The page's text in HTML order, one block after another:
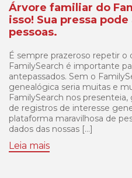
Árvore familiar do
isso! Sua pressa
pessoas.
É sempre prazeroso repetir o
FamilySearch é importante
antepassados. Sem o
genealógica seria muitas e
FamilySearch nos
de registros de interesse
plataforma maravilhosa de
dados das nossas […]
Leia mais